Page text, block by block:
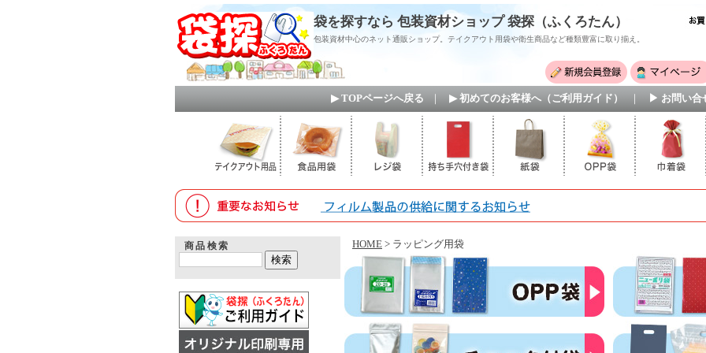
袋を探すなら 包装資材ショップ 袋探（ふくろたん）
包装資材中心のネット通販ショップ。テイクアウト用袋や衛生商品など種類豊富に取り揃え。
▶ TOPページへ戻る ▶ 初めてのお客様へ（ご利用ガイド） ▶ お問い合
商品検索 HOME > ラッピング用袋